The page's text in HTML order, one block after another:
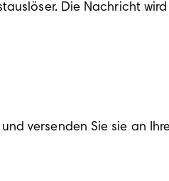
Die Nachricht
versenden Sie sie an